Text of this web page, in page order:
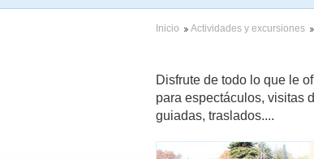
Inicio Actividades y excursiones
Disfrute de todo lo que le
para espectáculos, visitas
guiadas, traslados....